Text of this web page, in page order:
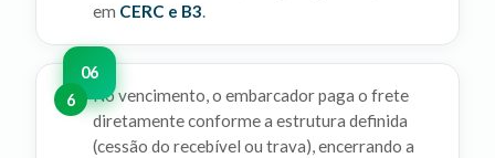
em CERC e B3.
6
No vencimento, o embarcador paga o frete
diretamente conforme a estrutura definida
(cessão do recebível ou trava), encerrando a